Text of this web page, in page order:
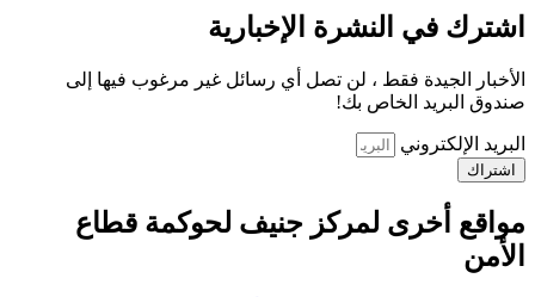
اشترك في النشرة الإخبارية
الأخبار الجيدة فقط ، لن تصل أي رسائل غير مرغوب فيها إلى
صندوق البريد الخاص بك!
البريد الإلكتروني
اشتراك
مواقع أخرى لمركز جنيف لحوكمة قطاع
الأمن